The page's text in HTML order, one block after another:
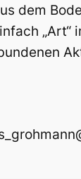
dem
„Art“